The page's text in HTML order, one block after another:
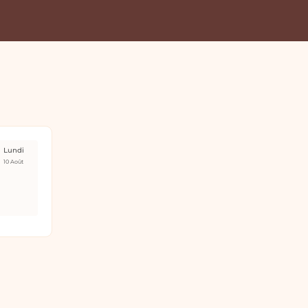
Lundi
10 Août